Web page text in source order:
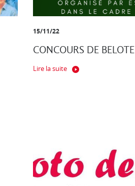
15/11/22
CONCOURS DE BELOTE
Lire la suite